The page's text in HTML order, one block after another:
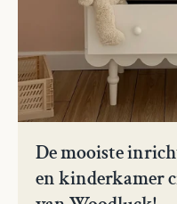
De mooiste
en kinderkamer